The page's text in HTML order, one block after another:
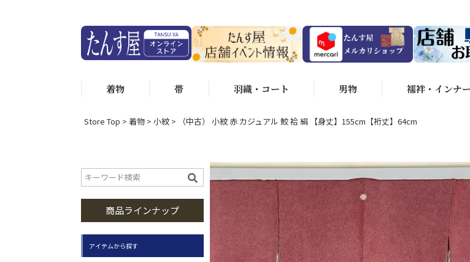
着物 帯 羽織・コート 男物 襦袢・インナ
Store Top 着物 小紋 （中古） 小紋 赤 カジュアル 鮫 袷 絹 【身丈】155cm【裄丈】64cm
商品ラインナップ
アイテムから探す